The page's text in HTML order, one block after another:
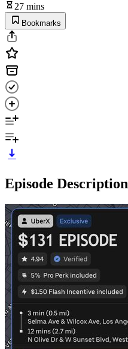
27 mins
Bookmarks
Episode Description